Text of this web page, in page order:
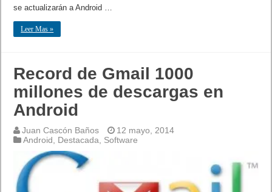
se actualizarán a Android …
Leer Mas »
Record de Gmail 1000
millones de descargas en
Android
Juan Cascón Baños
12 mayo, 2014
Android
Destacada Software